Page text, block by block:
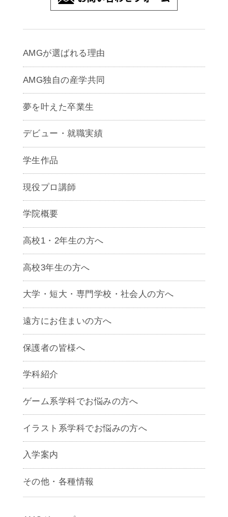
AMGが選ばれる理由
AMG独自の産学共同
夢を叶えた卒業生
デビュー・就職実績
学生作品
現役プロ講師
学院概要
高校1・2年生の方へ
高校3年生の方へ
大学・短大・専門学校・社会人の方へ
遠方にお住まいの方へ
保護者の皆様へ
学科紹介
ゲームクリエイター学科
CG学科
アニメーション学科
声優学科
ゲーム系学科でお悩みの方へ
イラスト系学科でお悩みの方へ
入学案内
募集要項
早期出願制度・AOエントリー
その他・各種情報
アクセス
サイトポリシー